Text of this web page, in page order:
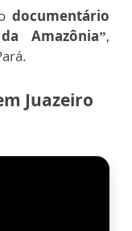
documentário
Amazônia”,
Juazeiro